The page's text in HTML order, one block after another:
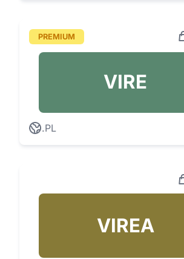
PREMIUM
VIRE
.PL
VIREA